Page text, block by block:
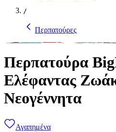
/
Περπατούρες
Περπατούρα
Ελέφαντας
Νεογέννητα
Αγαπημένα